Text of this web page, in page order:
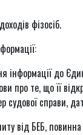
фізосіб.
до
про те, що її
судової справи,
від БЕБ,